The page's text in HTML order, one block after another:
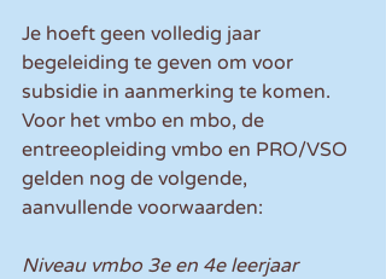
Je hoeft geen volledig jaar
begeleiding te geven om voor
subsidie in aanmerking te komen.
Voor het vmbo en mbo, de
entreeopleiding vmbo en PRO/VSO
gelden nog de volgende,
aanvullende voorwaarden:
Niveau vmbo 3e en 4e leerjaar